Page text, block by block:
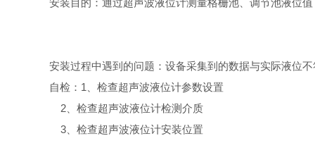
安装目的：通过超声波液位计测量格栅池、调节池液位
安装过程中遇到的问题：设备采集到的数据与实际液位
自检：1、检查超声波液位计参数设置
2、检查超声波液位计检测介质
3、检查超声波液位计安装位置